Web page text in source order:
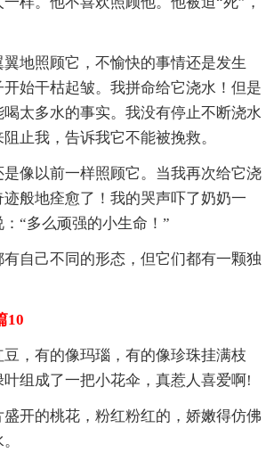
地照顾它，不愉快的事情还是发生
始干枯起皱。我拼命给它浇水！但是
太多水的事实。我没有停止不断浇水
止我，告诉我它不能被挽救。
是像以前一样照顾它。当我再次给它浇
般地痊愈了！我的哭声吓了奶奶一
“多么顽强的小生命！”
有自己不同的形态，但它们都有一颗独
10
，有的像玛瑙，有的像珍珠挂满枝
组成了一把小花伞，真惹人喜爱啊!
盛开的桃花，粉红粉红的，娇嫩得仿佛